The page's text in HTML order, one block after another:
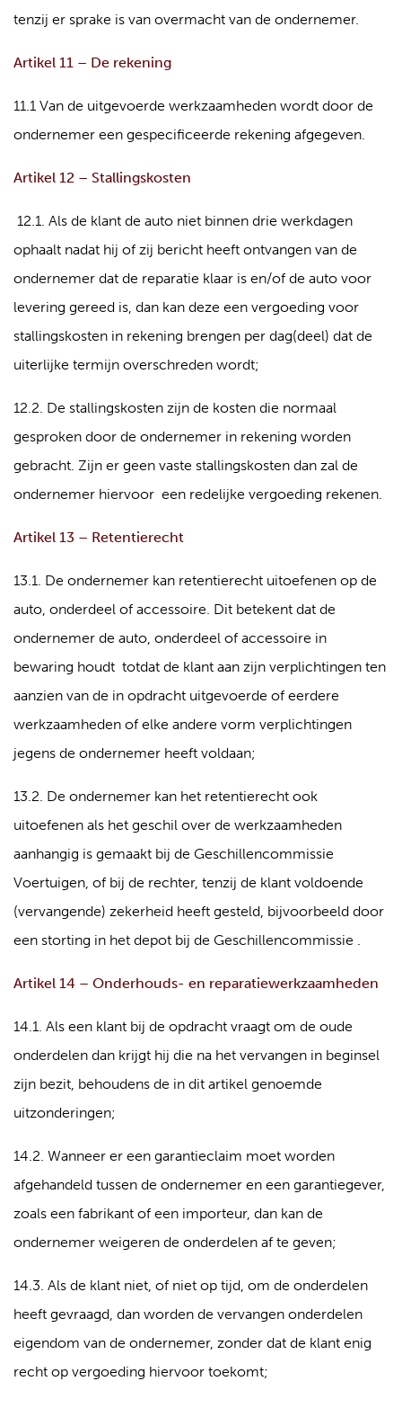
tenzij er sprake is van overmacht van de ondernemer.
Artikel 11 – De rekening
11.1 Van de uitgevoerde werkzaamheden wordt door de
ondernemer een gespecificeerde rekening afgegeven.
Artikel 12 – Stallingskosten
12.1. Als de klant de auto niet binnen drie werkdagen
ophaalt nadat hij of zij bericht heeft ontvangen van de
ondernemer dat de reparatie klaar is en/of de auto voor
levering gereed is, dan kan deze een vergoeding voor
stallingskosten in rekening brengen per dag(deel) dat de
uiterlijke termijn overschreden wordt;
12.2. De stallingskosten zijn de kosten die normaal
gesproken door de ondernemer in rekening worden
gebracht. Zijn er geen vaste stallingskosten dan zal de
ondernemer hiervoor een redelijke vergoeding rekenen.
Artikel 13 – Retentierecht
13.1. De ondernemer kan retentierecht uitoefenen op de
auto, onderdeel of accessoire. Dit betekent dat de
ondernemer de auto, onderdeel of accessoire in
bewaring houdt totdat de klant aan zijn verplichtingen ten
aanzien van de in opdracht uitgevoerde of eerdere
werkzaamheden of elke andere vorm verplichtingen
jegens de ondernemer heeft voldaan;
13.2. De ondernemer kan het retentierecht ook
uitoefenen als het geschil over de werkzaamheden
aanhangig is gemaakt bij de Geschillencommissie
Voertuigen, of bij de rechter, tenzij de klant voldoende
(vervangende) zekerheid heeft gesteld, bijvoorbeeld door
een storting in het depot bij de Geschillencommissie .
Artikel 14 – Onderhouds- en reparatiewerkzaamheden
14.1. Als een klant bij de opdracht vraagt om de oude
onderdelen dan krijgt hij die na het vervangen in beginsel
zijn bezit, behoudens de in dit artikel genoemde
uitzonderingen;
14.2. Wanneer er een garantieclaim moet worden
afgehandeld tussen de ondernemer en een garantiegever,
zoals een fabrikant of een importeur, dan kan de
ondernemer weigeren de onderdelen af te geven;
14.3. Als de klant niet, of niet op tijd, om de onderdelen
heeft gevraagd, dan worden de vervangen onderdelen
eigendom van de ondernemer, zonder dat de klant enig
recht op vergoeding hiervoor toekomt;